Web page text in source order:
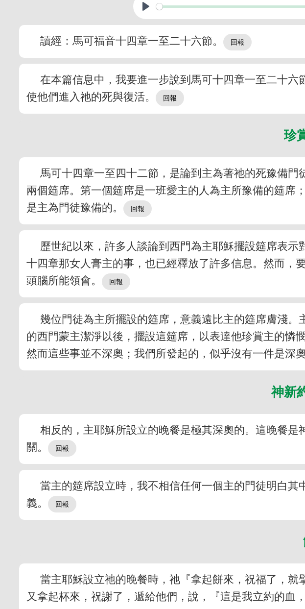
讀經：馬可福音十四章一至二十六節。
在本篇信息中，我要進一步說到馬可十四章一至二十
使他們進入祂的死與復活。
珍
馬可十四章一至四十二節，是論到主為著祂的死豫備
兩個筵席。第一個筵席是一班愛主的人為主所豫備的筵席
是主為門徒豫備的。
歷世紀以來，許多人談論到西門為主耶穌擺設筵席表
十四章那女人膏主的事，也已經釋放了許多信息。然而，
頭腦所能領會。
幾位門徒為主所擺設的筵席，意義遠比主的筵席膚淺
的西門蒙主潔淨以後，擺設這筵席，以表達他珍賞主的憐
然而這些事並不深奧；我們所發起的，似乎沒有一件是深奧
神新
相反的，主耶穌所設立的晚餐是極其深奧的。這晚餐
關。
當主的筵席設立時，我不相信任何一個主的門徒明白
義。
當主耶穌設立祂的晚餐時，祂『拿起餅來，祝福了，
又拿起杯來，祝謝了，遞給他們，說，『這是我立約的血